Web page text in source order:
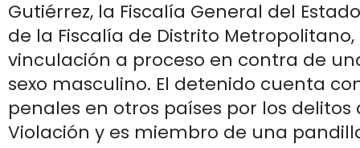
Gutiérrez, la Fiscalía General del
de la Fiscalía de Distrito
vinculación a proceso en contra de
sexo masculino. El detenido cuenta
penales en otros países por los delitos
Violación y es miembro de una